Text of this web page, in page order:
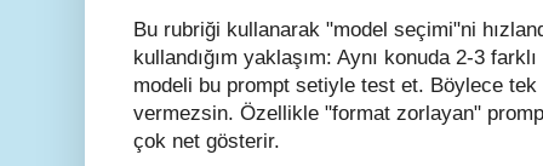
Bu rubriği kullanarak "model seçimi"ni
kullandığım yaklaşım: Aynı konuda 2-3
modeli bu prompt setiyle test et. Böylece
vermezsin. Özellikle "format zorlayan"
çok net gösterir.